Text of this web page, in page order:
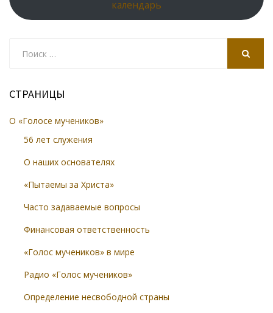
календарь
СТРАНИЦЫ
О «Голосе мучеников»
56 лет служения
О наших основателях
«Пытаемы за Христа»
Часто задаваемые вопросы
Финансовая ответственность
«Голос мучеников» в мире
Радио «Голос мучеников»
Определение несвободной страны